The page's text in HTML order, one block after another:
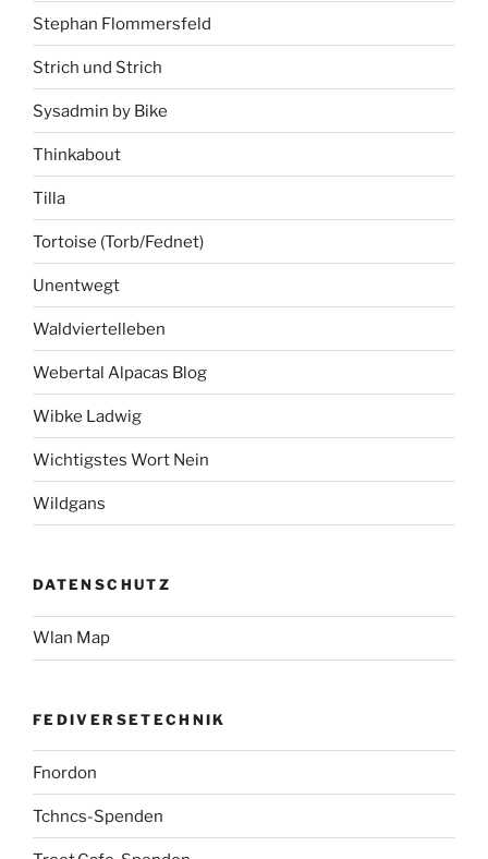
Stephan Flommersfeld
Strich und Strich
Sysadmin by Bike
Thinkabout
Tilla
Tortoise (Torb/Fednet)
Unentwegt
Waldviertelleben
Webertal Alpacas Blog
Wibke Ladwig
Wichtigstes Wort Nein
Wildgans
DATENSCHUTZ
Wlan Map
FEDIVERSETECHNIK
Fnordon
Tchncs-Spenden